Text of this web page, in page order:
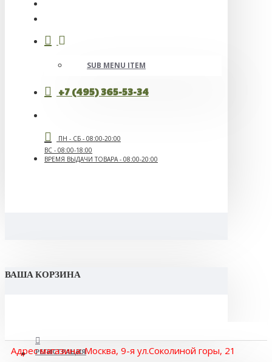
SUB MENU ITEM
+7 (495) 365-53-34
ПН - СБ - 08:00-20:00
ВС - 08:00-18:00
ВРЕМЯ ВЫДАЧИ ТОВАРА - 08:00-20:00
ВАША КОРЗИНА
РЕГИСТРАЦИЯ
Адрес магазина: Москва, 9-я ул.Соколиной горы, 21